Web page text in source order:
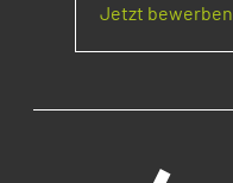
Jetzt bewerben